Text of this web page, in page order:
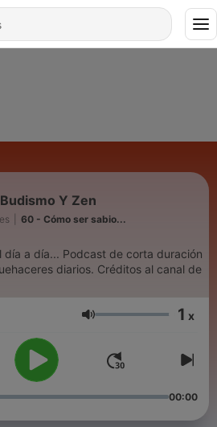
Y Zen
60 - Cómo ser sabio...
día a día... Podcast de corta duración
Créditos al canal de
Volumen 1 x
00:00